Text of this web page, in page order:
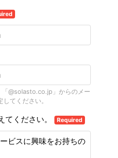
@solasto.co.jp」からのメー
てください。
てください。 Required
ビスに興味をお持ちの